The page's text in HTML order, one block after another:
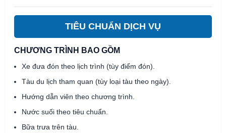
TIÊU CHUẨN DỊCH VỤ
CHƯƠNG TRÌNH BAO GỒM
Xe đưa đón theo lịch trình (tùy điểm đón).
Tàu du lịch tham quan (tùy loại tàu theo ngày).
Hướng dẫn viên theo chương trình.
Nước suối theo tiêu chuẩn.
Bữa trưa trên tàu.